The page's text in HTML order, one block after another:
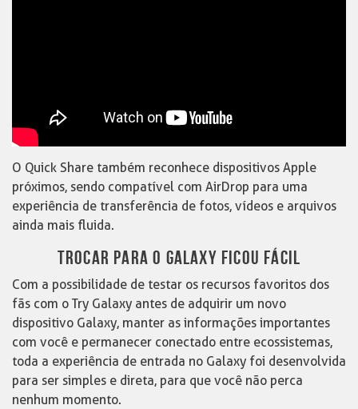
O Quick Share também reconhece dispositivos Apple
próximos, sendo compatível com AirDrop para uma
experiência de transferência de fotos, vídeos e arquivos
ainda mais fluida.
TROCAR PARA O GALAXY FICOU FÁCIL
Com a possibilidade de testar os recursos favoritos dos
fãs com o Try Galaxy antes de adquirir um novo
dispositivo Galaxy, manter as informações importantes
com você e permanecer conectado entre ecossistemas,
toda a experiência de entrada no Galaxy foi desenvolvida
para ser simples e direta, para que você não perca
nenhum momento.